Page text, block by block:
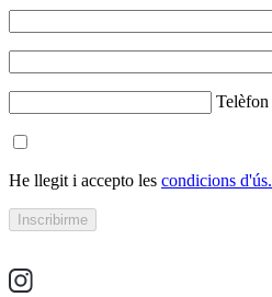
Telèfon
He llegit i accepto les condicions d'ús.